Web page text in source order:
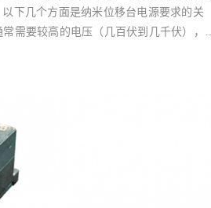
下几个方面是纳米位移台电源要求的关
需要较高的电压（几百伏到几千伏），